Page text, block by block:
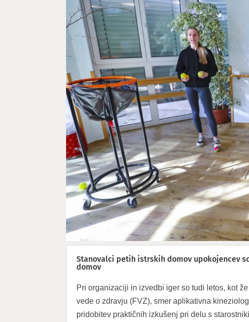
Stanovalci petih istrskih domov upokojencev
domov
Pri organizaciji in izvedbi iger so tudi letos, kot
vede o zdravju (FVZ), smer aplikativna
pridobitev praktičnih izkušenj pri delu s